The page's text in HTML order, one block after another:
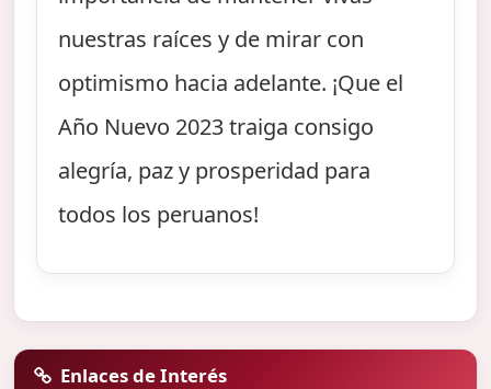
nuestras raíces y de mirar con
optimismo hacia adelante. ¡Que el
Año Nuevo 2023 traiga consigo
alegría, paz y prosperidad para
todos los peruanos!
Enlaces de Interés